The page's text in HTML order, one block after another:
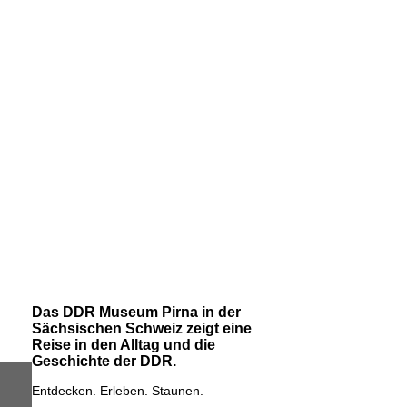
Das DDR Museum Pirna in der
Sächsischen Schweiz zeigt eine
Reise in den Alltag und die
Geschichte der DDR.
Entdecken. Erleben. Staunen.